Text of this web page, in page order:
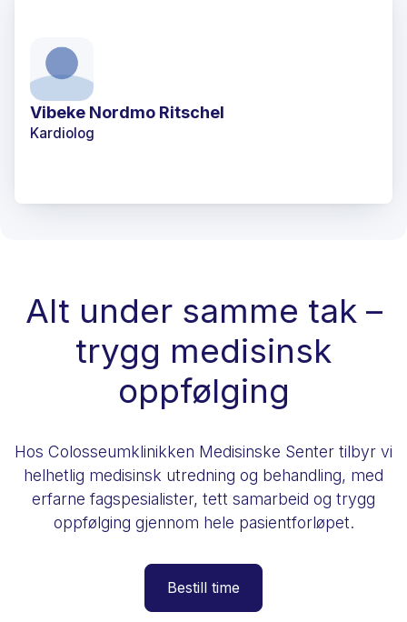
Vibeke Nordmo Ritschel
Kardiolog
Alt under samme tak –
trygg medisinsk
oppfølging
Hos Colosseumklinikken Medisinske Senter tilbyr vi
helhetlig medisinsk utredning og behandling, med
erfarne fagspesialister, tett samarbeid og trygg
oppfølging gjennom hele pasientforløpet.
Bestill time